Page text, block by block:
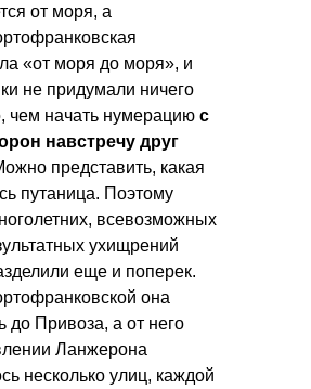
от моря, а
«от моря до моря», и
не придумали ничего
чем начать нумерацию с
навстречу друг
представить, какая
путаница. Поэтому
всевозможных
ухищрений
еще и поперек.
она
до Привоза, а от него
Ланжерона
несколько улиц, каждой